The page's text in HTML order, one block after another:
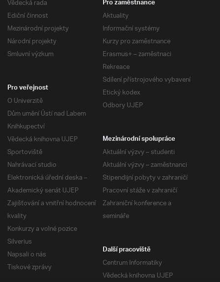
Vědecká rada
Ediční činnost
Mezinárodní projekty
Národní projekty
Smluvní výzkum
Pro zaměstnance
Aktuality
Informační systémy
Kurzy pro zaměstnance
Erasmus+ – zaměstnaci
Rekreace
Sdílení přístrojového vybavení
Etický kodex
Odbory UJEP
Pro veřejnost
O Univerzitě
Dům umění Ústí nad Labem
Knihkupectví
Vědecká knihovna UJEP
Sportoviště
Nahrávací studio
Elektronická úřední deska –
Akademický senát UJEP
Zajišťování a vnitřní hodnocení
kvality
Konkurzy a volné pozice
Silverius
Napsali o nás
Tiskové zprávy
Mezinárodní spolupráce
Aktuální výzvy – studenti
Aktuální výzvy – zaměstnanci
Stipendijní pobyty v zahraničí
Pracovní stáže v zahraničí
Zahraniční konference a
semináře
Další pracoviště
Centrum Informatiky
Vědecká knihovna UJEP